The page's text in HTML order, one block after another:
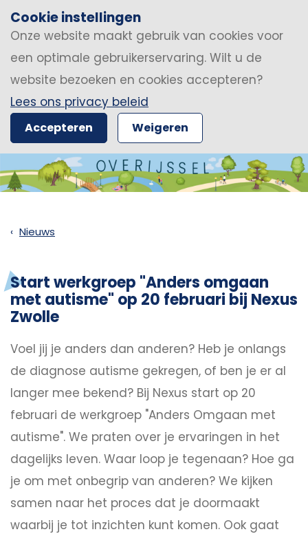
Cookie instellingen
Onze website maakt gebruik van cookies voor
een optimale gebruikerservaring. Wilt u de
website bezoeken en cookies accepteren?
Lees ons privacy beleid
Accepteren Weigeren
Nieuws
Start werkgroep "Anders omgaan
met autisme" op 20 februari bij Nexus
Zwolle
Voel jij je anders dan anderen? Heb je onlangs
de diagnose autisme gekregen, of ben je er al
langer mee bekend? Bij Nexus start op 20
februari de werkgroep "Anders Omgaan met
autisme". We praten over je ervaringen in het
dagelijks leven. Waar loop je tegenaan? Hoe ga
je om met onbegrip van anderen? We kijken
samen naar het proces dat je doormaakt
waarbij je tot inzichten kunt komen. Ook gaat